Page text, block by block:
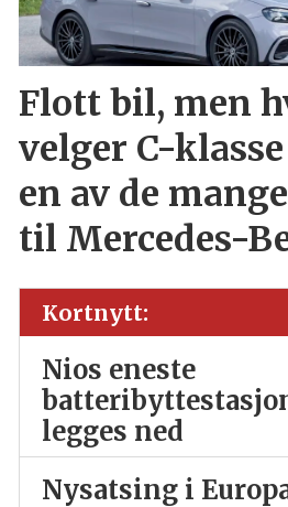
Flott bil, men
velger C-
en av de
til Mercedes-
Kortnytt:
Nios eneste
legges ned
Nysatsing i